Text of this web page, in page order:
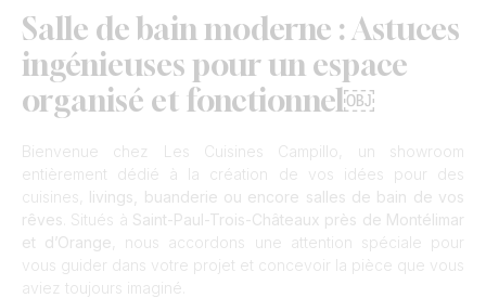
Salle de bain moderne : Astuces
ingénieuses pour un espace
organisé et fonctionnel￼
Bienvenue chez Les Cuisines Campillo, un showroom
entièrement dédié à la création de vos idées pour des
cuisines,
livings, buanderie ou encore salles de bain de vos
rêves . Situés à Saint-Paul-Trois-Châteaux près de Montélimar
et d’Orange , nous accordons une attention spéciale pour
vous guider dans votre projet et concevoir la pièce que vous
aviez toujours imaginé.